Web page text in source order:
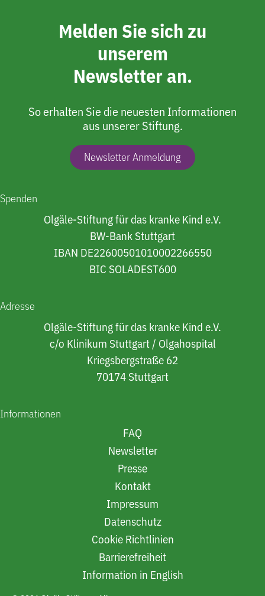
Melden Sie sich zu
unserem
Newsletter an.
So erhalten Sie die neuesten Informationen
aus unserer Stiftung.
Newsletter Anmeldung
Spenden
Olgäle-Stiftung für das kranke Kind e.V.
BW-Bank Stuttgart
IBAN DE22600501010002266550
BIC SOLADEST600
Adresse
Olgäle-Stiftung für das kranke Kind e.V.
c/o Klinikum Stuttgart / Olgahospital
Kriegsbergstraße 62
70174 Stuttgart
Informationen
FAQ
Newsletter
Presse
Kontakt
Impressum
Datenschutz
Cookie Richtlinien
Barrierefreiheit
Information in English